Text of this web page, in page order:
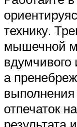
технику.
мышечной
вдумчивого
а
отпечаток